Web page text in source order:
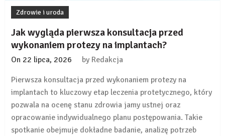
Zdrowie i uroda
Jak wygląda pierwsza konsultacja przed
wykonaniem protezy na implantach?
On 22 lipca, 2026 by Redakcja
Pierwsza konsultacja przed wykonaniem protezy na
implantach to kluczowy etap leczenia protetycznego, który
pozwala na ocenę stanu zdrowia jamy ustnej oraz
opracowanie indywidualnego planu postępowania. Takie
spotkanie obejmuje dokładne badanie, analizę potrzeb